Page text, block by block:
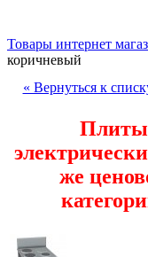
Товары интернет
коричневый
« Вернуться к
Плиты
же